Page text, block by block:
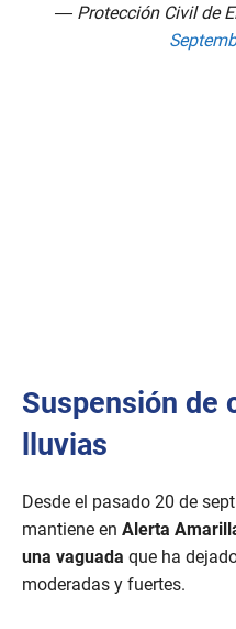
— Protección Civil de
Suspensión de
lluvias
Desde el pasado 20 de
mantiene en Alerta
una vaguada que ha
moderadas y fuertes.